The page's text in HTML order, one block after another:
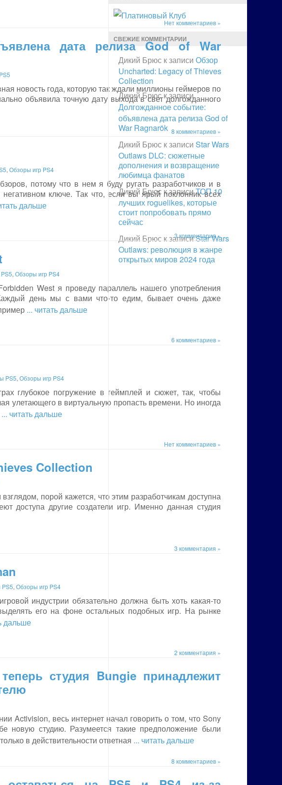
Нет комментариев »
дата релиза God of War
новость года, которую так ждали миллионы геймеров по
объявила точную дату выхода в свет долгожданного
8 комментариев »
, Обзоры игр PS4
потому что в нем я буду ругать разработчиков и в
ключе. Так что, если вы ярый поклонник всех
дальше
3 комментария »
, Обзоры игр PS4
West я проведу параллель нашего употребления
день мы с вами что-то едим, бывает очень даже
... читать дальше
6 комментариев »
PS5, Обзоры игр PS4
глубокое погружение в геймплей и сюжет, так, чтобы
улетающего в виртуальную пропасть времени. Но иногда
... читать дальше
Нет комментариев »
Collection
порой кажется, что этим разработчикам доступна
доступа другие создатели игр. Именно данная студия
3 комментария »
, Обзоры игр PS4
индустрии обязательно должна быть хоть какая-то
его на фоне остальных подобных игр. На рынке
дальше
2 комментария »
студия Bungie принадлежит
Activision, весь интернет начал говорить о том, что Sony
новую студию. Разумеется такие предположение были
в действительности ответная ... читать дальше
8 комментариев »
СВЕЖИЕ КОММЕНТАРИИ
Дикий Брюс к записи Обзор
Uncharted: Legacy of Thieves
Collection
Дикий Брюск записи
Долгожданное событие:
объявлена дата релиза God of
War Ragnarök
Дикий Брюс к записи Star Wars
Outlaws DLC: сюжетные
дополнения и возвращение
любимца фанатов
Дикий Брюс к записиТОП 10
лучших roguelikes, которые
стоит попробовать прямо
сейчас
Дикий Брюс к записиStar Wars
Outlaws: революция в жанре
открытых миров 2024 года